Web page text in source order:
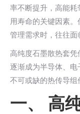
率不断提升，高能
用寿命的关键因素
管理需求时，往往面
高纯度石墨散热套
逐渐成为半导体、
不可或缺的热传导组
一、 高